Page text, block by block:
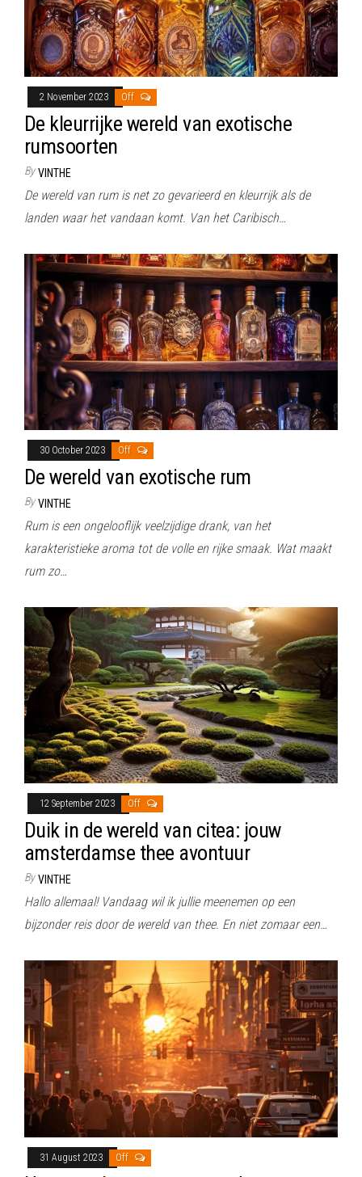
2 November 2023 Off
De kleurrijke wereld van exotische
rumsoorten
By VINTHE
De wereld van rum is net zo gevarieerd en kleurrijk als de
landen waar het vandaan komt. Van het Caribisch…
30 October 2023 Off
De wereld van exotische rum
By VINTHE
Rum is een ongelooflijk veelzijdige drank, van het
karakteristieke aroma tot de volle en rijke smaak. Wat maakt
rum zo…
12 September 2023 Off
Duik in de wereld van citea: jouw
amsterdamse thee avontuur
By VINTHE
Hallo allemaal! Vandaag wil ik jullie meenemen op een
bijzonder reis door de wereld van thee. En niet zomaar een…
31 August 2023 Off